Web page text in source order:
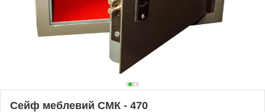
Сейф меблевий СМК - 470